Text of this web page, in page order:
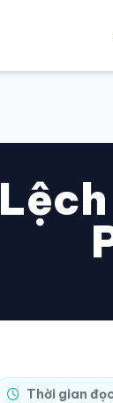
Thời gian